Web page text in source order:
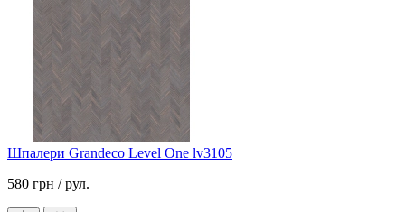
Шпалери Grandeco Level One lv3105
580 грн / рул.